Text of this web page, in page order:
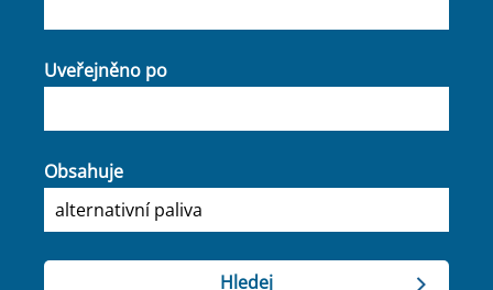
Uveřejněno po
Obsahuje